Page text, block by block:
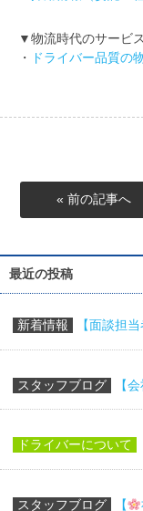
▼物流時代のサービ
・
ドライバー品質の
« 前の記事へ
最近の投稿
新着情報 【面談担
スタッフブログ 【
ドライバーについて
スタッフブログ 【